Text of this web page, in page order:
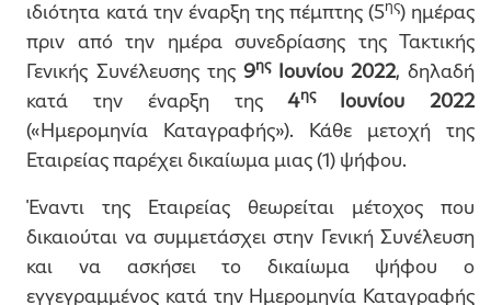
ιδιότητα κατά την έναρξη της πέμπτης (5ης) ημέρας
πριν από την ημέρα συνεδρίασης της Τακτικής
Γενικής Συνέλευσης της 9ηςΙουνίου 2022, δηλαδή
κατά την έναρξη της4ηςΙουνίου 2022
(«Ημερομηνία Καταγραφής»). Κάθε μετοχή της
Εταιρείας παρέχει δικαίωμα μιας (1) ψήφου.
Έναντι της Εταιρείας θεωρείται μέτοχος που
δικαιούται να συμμετάσχει στην Γενική Συνέλευση
και να ασκήσει το δικαίωμα ψήφου ο
εγγεγραμμένος κατά την Ημερομηνία Καταγραφής